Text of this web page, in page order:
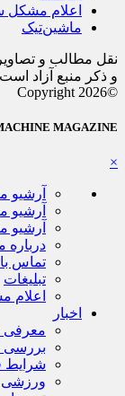
اعلام مشکل
ماشین‌تیک
نقل مطالب و
و ذکر منبع آزاد
©Copyright 2026
MAGAZINE
×
آرشیو
آرشیو
آرشیو
درباره
تماس
تبلیغات
اخبار
معرفی
بررسی
ورزشی